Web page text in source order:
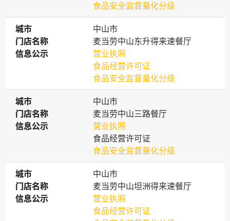
食品安全监督量化分级
城市
城市
中山市
门店名称
门店名称
麦当劳中山东升得来速餐厅
信息公示
信息公示
营业执照
食品经营许可证
食品安全监督量化分级
城市
城市
中山市
门店名称
门店名称
麦当劳中山三路餐厅
信息公示
信息公示
营业执照
食品经营许可证
食品安全监督量化分级
城市
城市
中山市
门店名称
门店名称
麦当劳中山坦洲得来速餐厅
信息公示
信息公示
营业执照
食品经营许可证